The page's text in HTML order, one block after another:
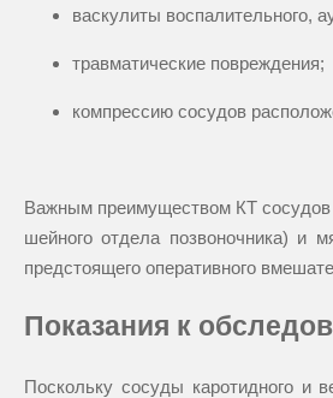
васкулиты воспалительного,
травматические повреждения;
компрессию сосудов
Важным преимуществом КТ сосудов
шейного отдела позвоночника) и
предстоящего оперативного
Показания к
Поскольку сосуды каротидного и